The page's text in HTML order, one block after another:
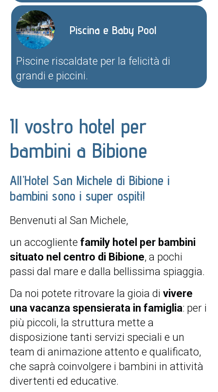
Piscina e Baby Pool
Piscine riscaldate per la felicità di
grandi e piccini.
Il vostro hotel per
bambini a Bibione
All’Hotel San Michele di Bibione i
bambini sono i super ospiti!
Benvenuti al San Michele,
un accogliente family hotel per bambini
situato nel centro di Bibione, a pochi
passi dal mare e dalla bellissima spiaggia.
Da noi potete ritrovare la gioia di vivere
una vacanza spensierata in famiglia: per i
più piccoli, la struttura mette a
disposizione tanti servizi speciali e un
team di animazione attento e qualificato,
che saprà coinvolgere i bambini in attività
divertenti ed educative.